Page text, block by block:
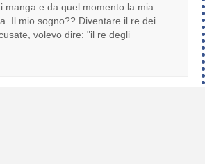
manga e da quel momento la mia
Il mio sogno?? Diventare il re dei
volevo dire: "il re degli